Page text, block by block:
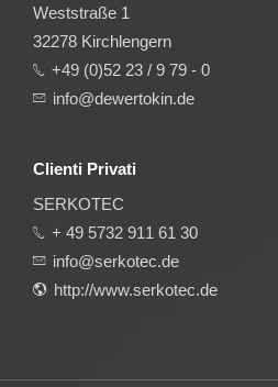
Weststraße 1
32278 Kirchlengern
+49 (0)52 23 / 9 79 - 0
info@dewertokin.de
Clienti Privati
SERKOTEC
+ 49 5732 911 61 30
info@serkotec.de
http://www.serkotec.de